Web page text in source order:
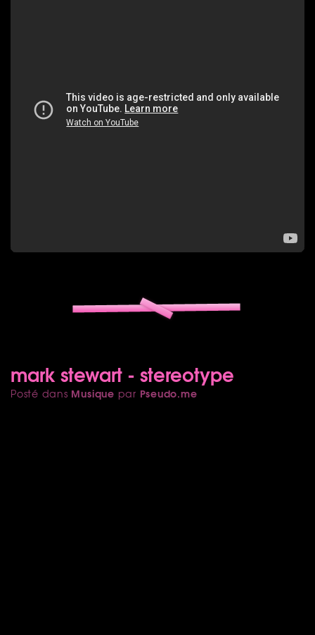
mark stewart - stereotype
Posté dans Musique par Pseudo.me